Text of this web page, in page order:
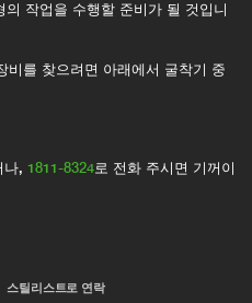
작업을 수행할 준비가 될 것입니
비를 찾으려면 아래에서 굴착기 중
나, 1811-8324로 전화 주시면 기꺼이
스틸리스트로 연락